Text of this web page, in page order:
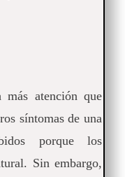
más atención que
síntomas de una
porque los
Sin embargo,